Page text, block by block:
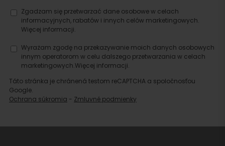
Zgadzam się przetwarzać dane osobowe w celach
informacyjnych, rabatów i innych celów marketingowych.
Więcej informacji.
Wyrażam zgodę na przekazywanie moich danych osobowych
innym operatorom w celu dalszego przetwarzania w celach
marketingowych.Więcej informacji.
Táto stránka je chránená testom reCAPTCHA a spoločnosťou
Google.
Ochrana súkromia - Zmluvné podmienky